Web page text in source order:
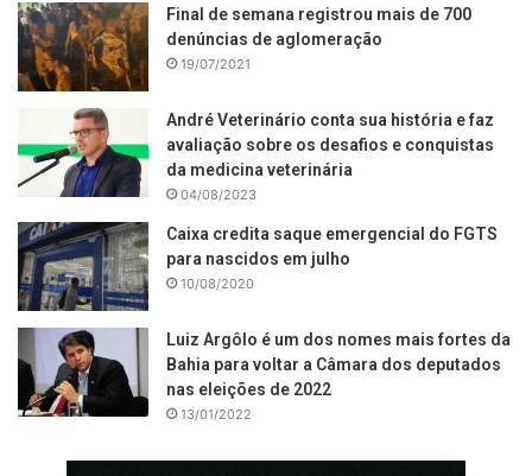
Final de semana registrou mais de 700
denúncias de aglomeração
19/07/2021
André Veterinário conta sua história e faz
avaliação sobre os desafios e conquistas
da medicina veterinária
04/08/2023
Caixa credita saque emergencial do FGTS
para nascidos em julho
10/08/2020
Luiz Argôlo é um dos nomes mais fortes da
Bahia para voltar a Câmara dos deputados
nas eleições de 2022
13/01/2022